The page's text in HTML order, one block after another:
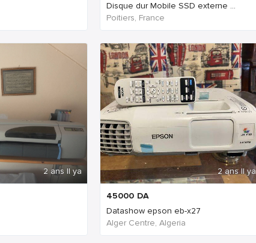
Disque dur Mobile SSD externe ...
Poitiers, France
2 ans Il ya 2 ans Il ya
45000 DA
Datashow epson eb-x27
Alger Centre, Algeria